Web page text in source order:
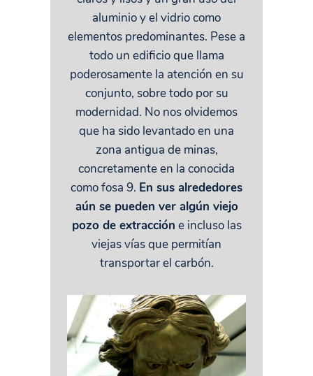
aluminio y el vidrio como
elementos predominantes. Pese a
todo un edificio que llama
poderosamente la atención en su
conjunto, sobre todo por su
modernidad. No nos olvidemos
que ha sido levantado en una
zona antigua de minas,
concretamente en la conocida
como fosa 9. En sus alrededores
aún se pueden ver algún viejo
pozo de extracción e incluso las
viejas vías que permitían
transportar el carbón.